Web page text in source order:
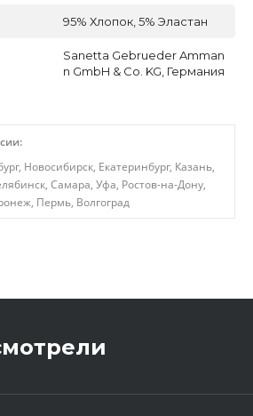
95% Хлопок, 5% Эластан
Sanetta Gebrueder Amman
n GmbH & Co. KG, Германия
Новосибирск, Екатеринбург, Казань,
Самара, Уфа, Ростов-на-Дону,
Пермь, Волгоград